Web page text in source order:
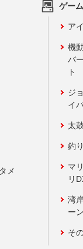
メ
ゲー
ア
機
バ
ト
ジ
イ
太
釣
マ
リ
湾
ー
そ